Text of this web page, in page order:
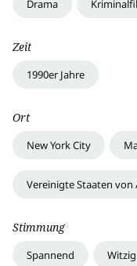
Drama
Zeit
1990er Jahre
Ort
New York City
Vereinigte Staaten von
Stimmung
Spannend Witzig